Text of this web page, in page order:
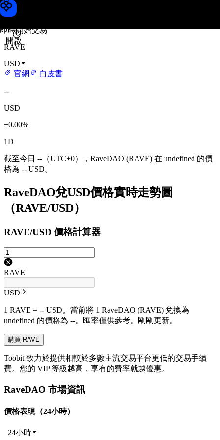
即時開始交易
開啟
RaveDAO 價格
RAVE
USD
官網
白皮書
--
USD
+0.00%
1D
截至今日 --（UTC+0），RaveDAO (RAVE) 在 undefined 的價
格為 -- USD。
RaveDAO兌USD價格實時走勢圖
（RAVE/USD）
RAVE/USD 價格計算器
RAVE
USD
1 RAVE = -- USD。當前將 1 RaveDAO (RAVE) 兌換為
undefined 的價格為 --。匯率僅供參考。剛剛更新。
購買 RAVE
Toobit 致力於提供相較於多數主流交易平台更低的交易手續
費。您的 VIP 等級越高，享有的費率就越優惠。
RaveDAO 市場資訊
價格表現（24小時）
24小時